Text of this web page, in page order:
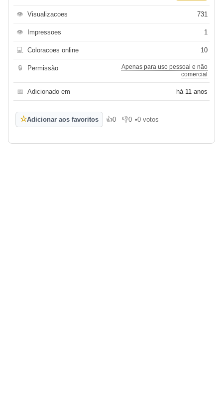
👁 Visualizacoes 731
👁 Impressoes 1
💻 Coloracoes online 10
🔒 Permissão
Apenas para uso pessoal e não
comercial
📅 Adicionado em há 11 anos
☆Adicionar aos favoritos 👍0
Gosto 👎0
Não gosto
•0 votos